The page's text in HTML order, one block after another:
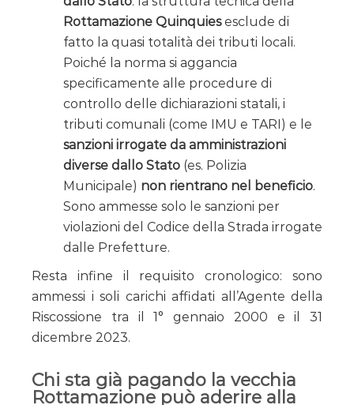
Rottamazione Quinquiesesclude di
fatto la quasi totalità dei tributi locali.
Poiché la norma si aggancia
specificamente alle procedure di
controllo delle dichiarazioni statali, i
tributi comunali (come IMU e TARI) e le
sanzioni irrogate da amministrazioni
diverse dallo Stato (es. Polizia
Municipale) non rientrano nel beneficio.
Sono ammesse solo le sanzioni per
violazioni del Codice della Strada irrogate
dalle Prefetture.
Resta infine il requisito cronologico: sono
ammessi i soli carichi affidati all’Agente della
Riscossione tra il 1° gennaio 2000 e il 31
dicembre 2023.
Chi sta già pagando la vecchia
Rottamazione può aderire alla